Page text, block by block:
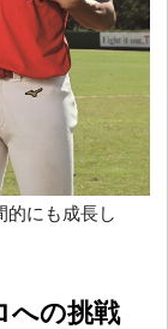
的にも成長し
への挑戦